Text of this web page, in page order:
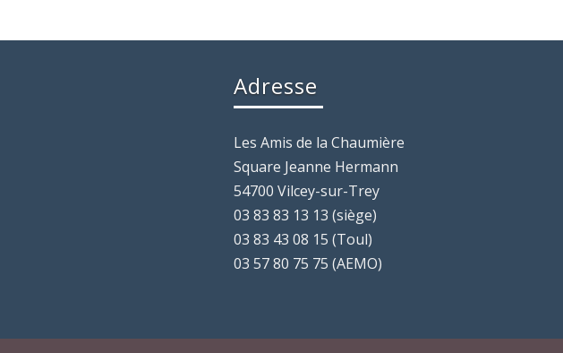
Adresse
Les Amis de la Chaumière
Square Jeanne Hermann
54700 Vilcey-sur-Trey
03 83 83 13 13 (siège)
03 83 43 08 15 (Toul)
03 57 80 75 75 (AEMO)